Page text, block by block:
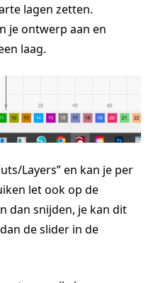
lagen zetten.
je ontwerp aan en
laag.
Layers” en kan je per
let ook op de
dan snijden, je kan dit
de slider in de